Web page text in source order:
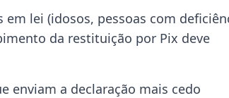
lei (idosos, pessoas com
da restituição por Pix deve
enviam a declaração mais cedo